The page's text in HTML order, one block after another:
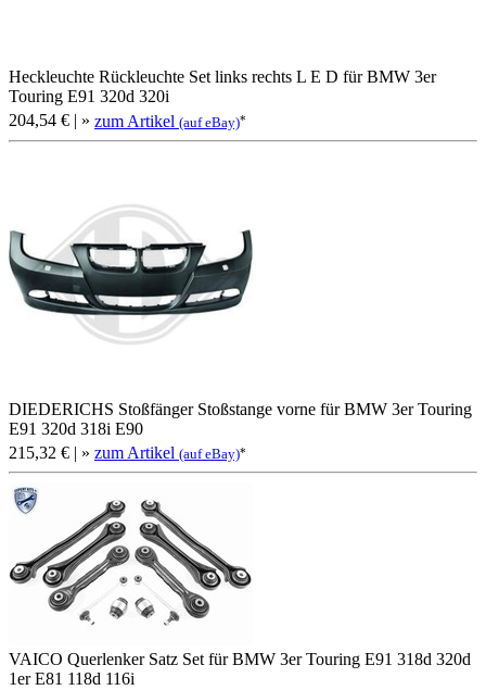
Heckleuchte Rückleuchte Set links rechts L E D für BMW 3er
Touring E91 320d 320i
204,54 € | » zum Artikel (auf eBay)*
DIEDERICHS Stoßfänger Stoßstange vorne für BMW 3er Touring
E91 320d 318i E90
215,32 € | » zum Artikel (auf eBay)*
VAICO Querlenker Satz Set für BMW 3er Touring E91 318d 320d
1er E81 118d 116i